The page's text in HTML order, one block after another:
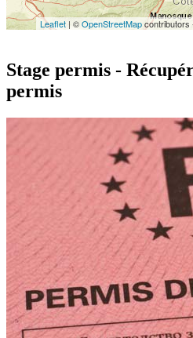
Leaflet | ©OpenStreetMapcontributors
Stage permis -
permis